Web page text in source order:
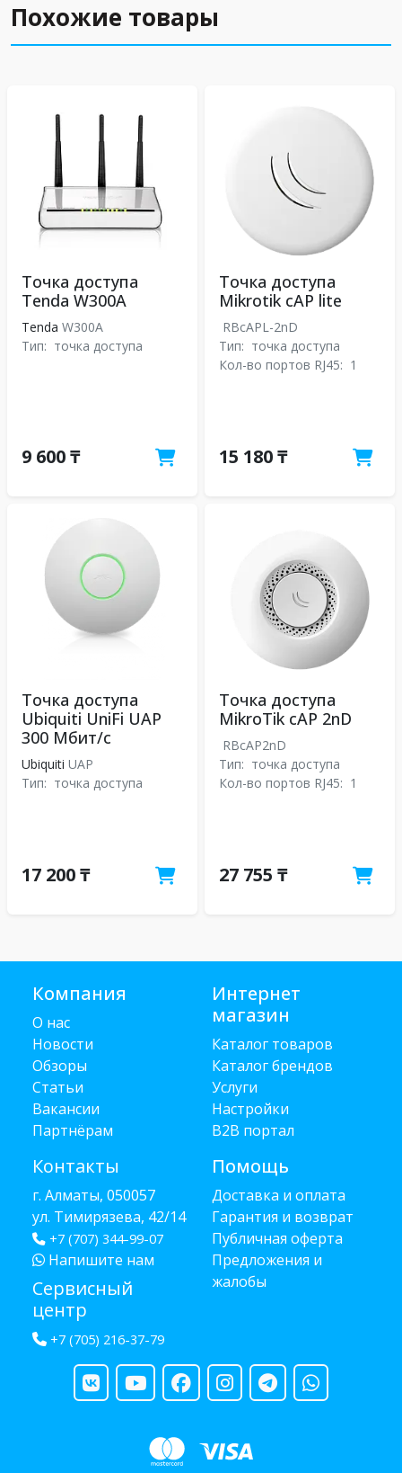
Похожие товары
Точка доступа
Tenda W300A
Tenda W300A
Тип: точка доступа
9 600 ₸
Точка доступа
Mikrotik cAP lite
RBcAPL-2nD
Тип: точка доступа
Кол-во портов RJ45: 1
15 180 ₸
Точка доступа
Ubiquiti UniFi UAP
300 Мбит/с
Ubiquiti UAP
Тип: точка доступа
17 200 ₸
Точка доступа
MikroTik cAP 2nD
RBcAP2nD
Тип: точка доступа
Кол-во портов RJ45: 1
27 755 ₸
Компания
О нас
Новости
Обзоры
Статьи
Вакансии
Партнёрам
Контакты
г. Алматы, 050057
ул. Тимирязева, 42/14
+7 (707) 344-99-07
Напишите нам
Сервисный
центр
+7 (705) 216-37-79
Интернет
магазин
Каталог товаров
Каталог брендов
Услуги
Настройки
B2B портал
Помощь
Доставка и оплата
Гарантия и возврат
Публичная оферта
Предложения и
жалобы